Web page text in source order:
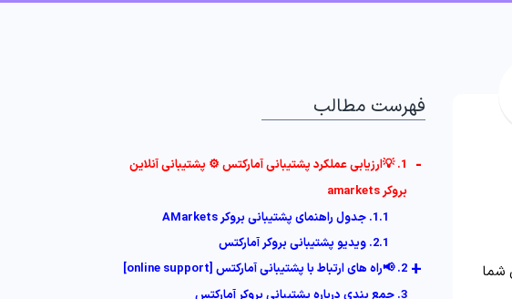
شما
فهرست مطالب
1. 💡ارزیابی عملکرد پشتیبانی آمارکتس ⚙️ پشتیبانی آنلاین
بروکر amarkets
-
1.1. جدول راهنمای پشتیبانی بروکر AMarkets
2.1. ویدیو پشتیبانی بروکر آمارکتس
2. 📢راه های ارتباط با پشتیبانی آمارکتس [online support] +
3. جمع بندی درباره پشتیبانی بروکر آمارکتس